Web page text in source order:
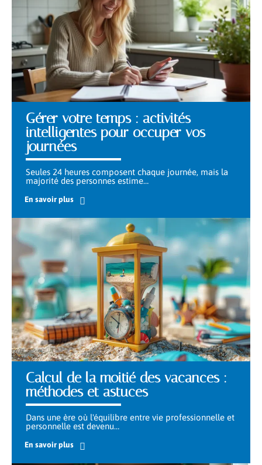
Gérer votre temps : activités
intelligentes pour occuper vos
journées
Seules 24 heures composent chaque journée, mais la
majorité des personnes estime…
En savoir plus
Calcul de la moitié des vacances :
méthodes et astuces
Dans une ère où l'équilibre entre vie professionnelle et
personnelle est devenu…
En savoir plus